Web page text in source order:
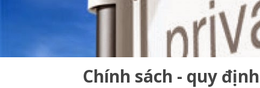
Chính sách - quy